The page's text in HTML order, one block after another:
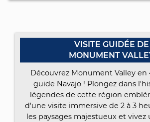
VISITE GUIDÉE DE
MONUMENT
Découvrez Monument Valley en
guide Navajo ! Plongez dans
légendes de cette région
d'une visite immersive de 2 à 3
les paysages majestueux et vivez